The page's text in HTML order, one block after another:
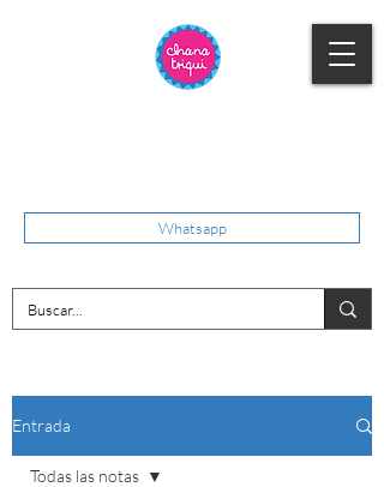
Whatsapp
Entrada
Todas las notas